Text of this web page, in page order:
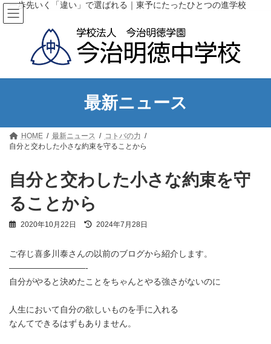
コ
ン
テ
キ
ナ
ビ
ゲ
に
一歩先いく「違い」で選ばれる｜東予にたったひとつの進学校
最新ニュース
HOME 最新ニュース
コトバの力
自分と交わした小さな約束を守ることから
自分と交わした小さな約束を守
ることから
2020年10月22日
最
新
:
2024年7月28日
ご存じ喜多川泰さんの以前のブログから紹介します。
—————————-
自分がやると決めたことをちゃんとやる強さがないのに
人生において自分の欲しいものを手に入れる
なんてできるはずもありません。